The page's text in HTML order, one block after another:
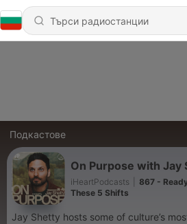
Подкастове
On Purpose with Jay
iHeartPodcasts
867 -
These 5 Shifts
Jay Shetty hosts some of culture’s